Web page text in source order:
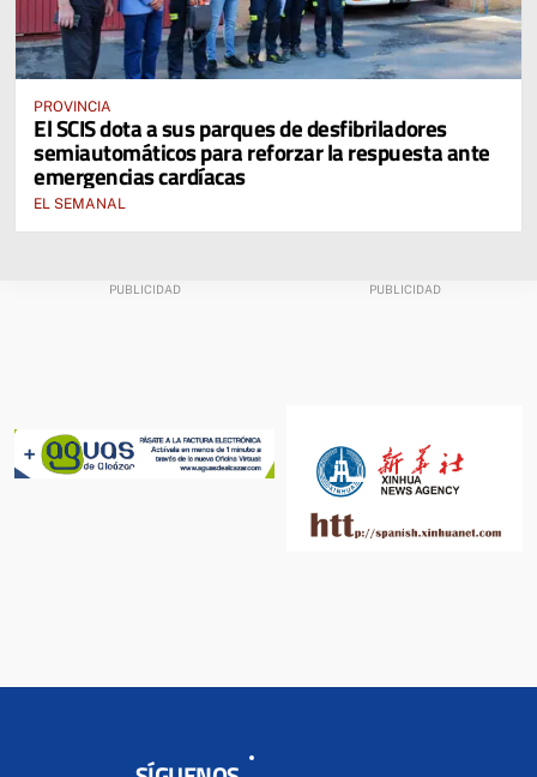
PROVINCIA
El SCIS dota a sus parques de desfibriladores
semiautomáticos para reforzar la respuesta ante
emergencias cardíacas
EL SEMANAL